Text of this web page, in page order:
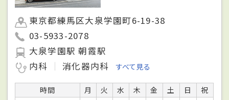
東京都練馬区大泉学園町6-19-38
03-5933-2078
大泉学園駅 朝霞駅
内科
消化器内科 すべて見る
時間 月 火 水 木 金 土 日
祝